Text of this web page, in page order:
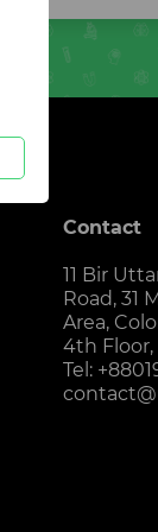
Contact
11 Bir
Road, 31
Area,
4th Floor,
Tel: